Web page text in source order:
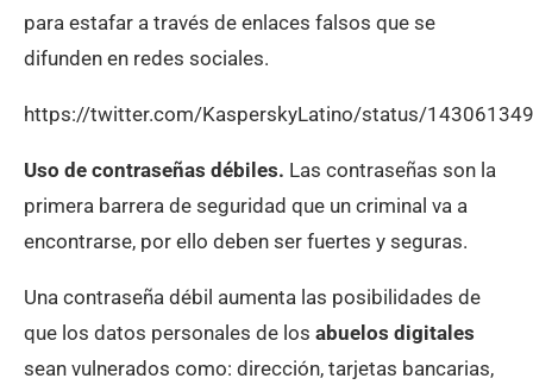
para estafar a través de enlaces falsos que se
difunden en redes sociales.
https://twitter.com/KasperskyLatino/status/
Uso de contraseñas débiles. Las contraseñas son la
primera barrera de seguridad que un criminal va a
encontrarse, por ello deben ser fuertes y seguras.
Una contraseña débil aumenta las posibilidades de
que los datos personales de los abuelos digitales
sean vulnerados como: dirección, tarjetas bancarias,